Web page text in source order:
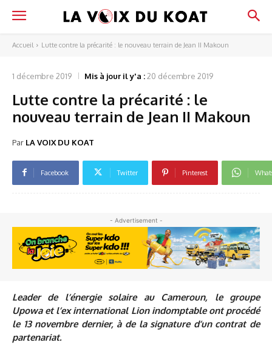
Accueil Lutte contre la précarité : le nouveau terrain de Jean II Makoun
1 décembre 2019 Mis à jour il y'a :20 décembre 2019
Lutte contre la précarité : le
nouveau terrain de Jean II Makoun
Par LA VOIX DU KOAT
Facebook Twitter Pinterest
- Advertisement -
Leader de l’énergie solaire au Cameroun, le groupe
Upowa et l’ex international Lion indomptable ont procédé
le 13 novembre dernier, à de la signature d’un contrat de
partenariat.